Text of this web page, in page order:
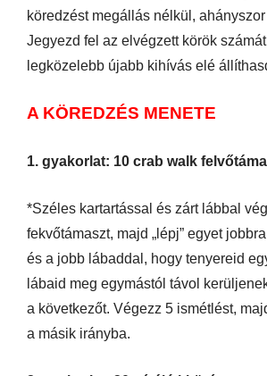
köredzést megállás nélkül,
Jegyezd fel az elvégzett körök
legközelebb újabb kihívás elé
A KÖREDZÉS MENETE
1. gyakorlat: 10 crab walk
*Széles kartartással és zárt lábbal
fekvőtámaszt, majd „lépj” egyet
és a jobb lábaddal, hogy tenyereid
lábaid meg egymástól távol
a következőt. Végezz 5 ismétlést,
a másik irányba.